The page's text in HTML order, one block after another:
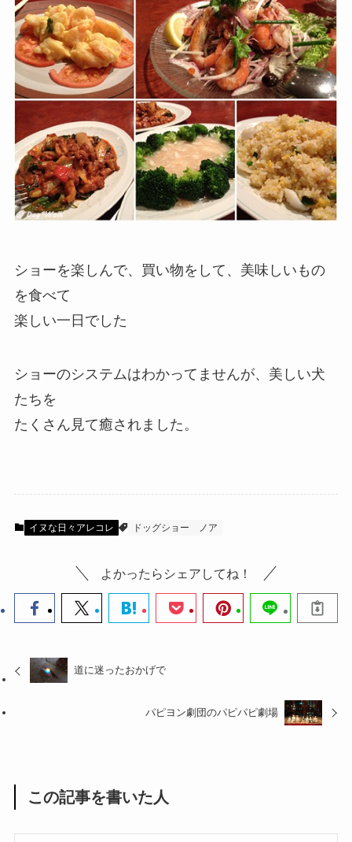
ショーを楽しんで、買い物をして、美味しいもの
を食べて
楽しい一日でした
ショーのシステムはわかってませんが、美しい犬
たちを
たくさん見て癒されました。
イヌな日々アレコレ ドッグショー ノア
よかったらシェアしてね！
道に迷ったおかげで
パピヨン劇団のパピパピ劇場
この記事を書いた人